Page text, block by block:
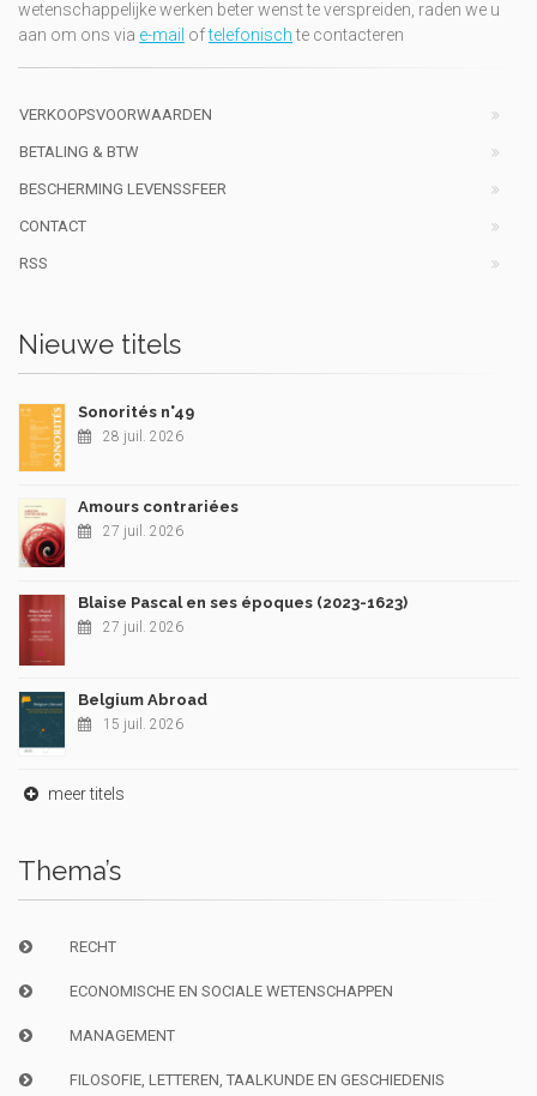
wetenschappelijke werken beter wenst te verspreiden, raden we u
aan om ons via e-mail oftelefonischte contacteren
VERKOOPSVOORWAARDEN
BETALING & BTW
BESCHERMING LEVENSSFEER
CONTACT
RSS
Nieuwe titels
Sonorités n°49
28 juil. 2026
Amours contrariées
27 juil. 2026
Blaise Pascal en ses époques (2023-1623)
27 juil. 2026
Belgium Abroad
15 juil. 2026
meer titels
Thema’s
RECHT
ECONOMISCHE EN SOCIALE WETENSCHAPPEN
MANAGEMENT
FILOSOFIE, LETTEREN, TAALKUNDE EN GESCHIEDENIS